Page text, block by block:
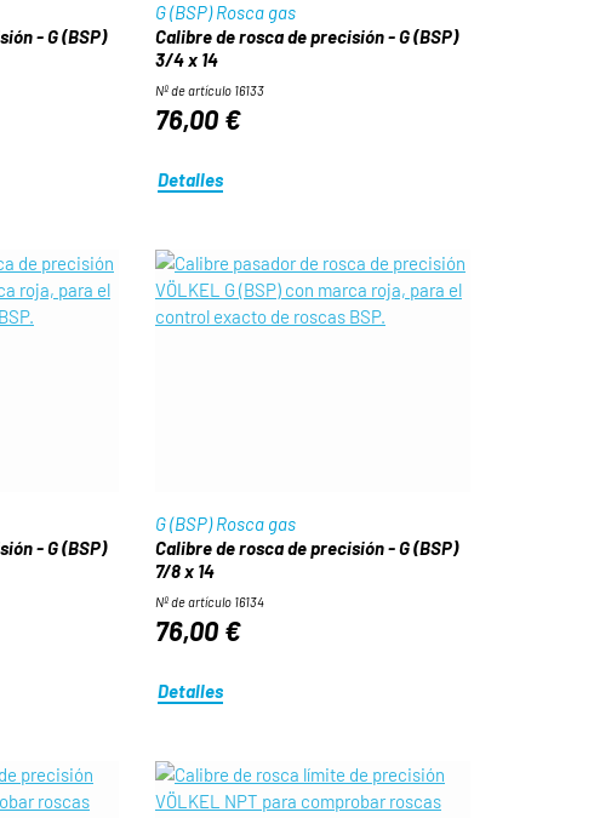
- G (BSP)
G (BSP) Rosca gas
Calibre de rosca de precisión - G (BSP)
3/4 x 14
Nº de artículo 16133
76,00 €
Detalles
- G (BSP)
G (BSP) Rosca gas
Calibre de rosca de precisión - G (BSP)
7/8 x 14
Nº de artículo 16134
76,00 €
Detalles